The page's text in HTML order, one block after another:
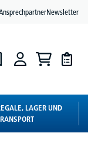
Newsletter
LAGER UND